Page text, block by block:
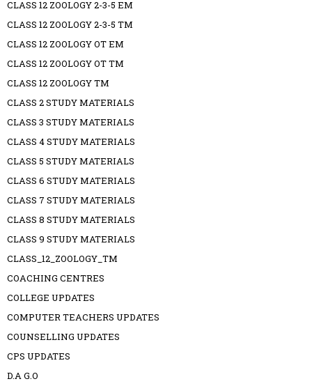
CLASS 12 ZOOLOGY 2-3-5 EM
CLASS 12 ZOOLOGY 2-3-5 TM
CLASS 12 ZOOLOGY OT EM
CLASS 12 ZOOLOGY OT TM
CLASS 12 ZOOLOGY TM
CLASS 2 STUDY MATERIALS
CLASS 3 STUDY MATERIALS
CLASS 4 STUDY MATERIALS
CLASS 5 STUDY MATERIALS
CLASS 6 STUDY MATERIALS
CLASS 7 STUDY MATERIALS
CLASS 8 STUDY MATERIALS
CLASS 9 STUDY MATERIALS
CLASS_12_ZOOLOGY_TM
COACHING CENTRES
COLLEGE UPDATES
COMPUTER TEACHERS UPDATES
COUNSELLING UPDATES
CPS UPDATES
D.A G.O